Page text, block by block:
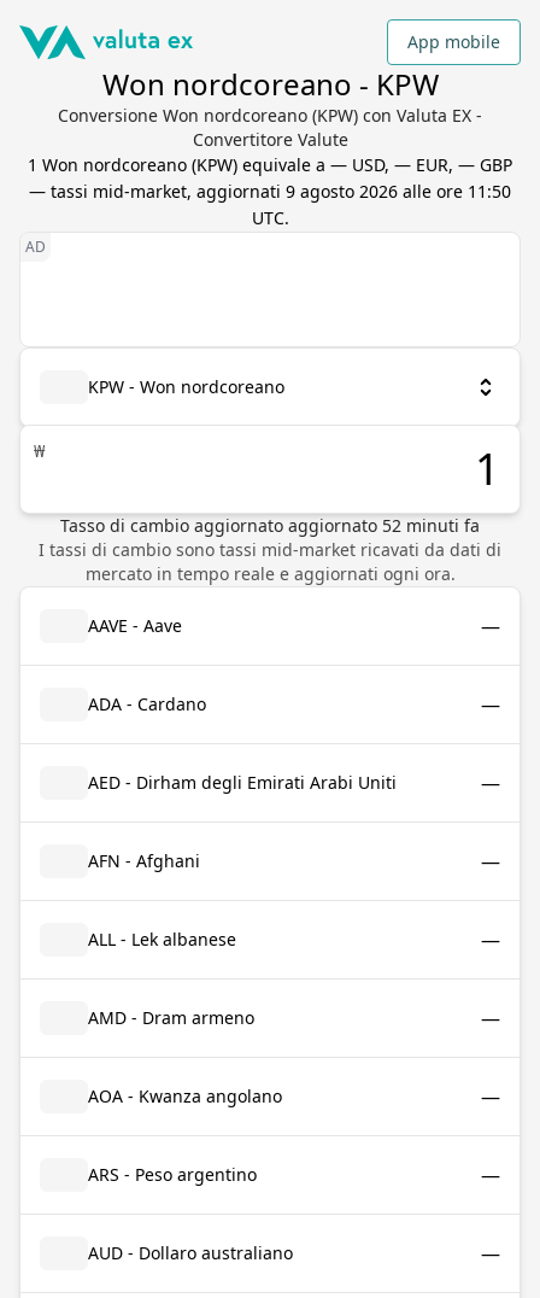
App mobile
Won nordcoreano - KPW
Conversione Won nordcoreano (KPW) con Valuta EX -
Convertitore Valute
1 Won nordcoreano (KPW) equivale a — USD, — EUR, — GBP
— tassi mid-market, aggiornati 9 agosto 2026 alle ore 11:50
UTC.
KPW - Won nordcoreano
₩
Tasso di cambio aggiornato aggiornato 52 minuti fa
I tassi di cambio sono tassi mid-market ricavati da dati di
mercato in tempo reale e aggiornati ogni ora.
AAVE - Aave —
ADA - Cardano —
AED - Dirham degli Emirati Arabi Uniti —
AFN - Afghani —
ALL - Lek albanese —
AMD - Dram armeno —
AOA - Kwanza angolano —
ARS - Peso argentino —
AUD - Dollaro australiano —